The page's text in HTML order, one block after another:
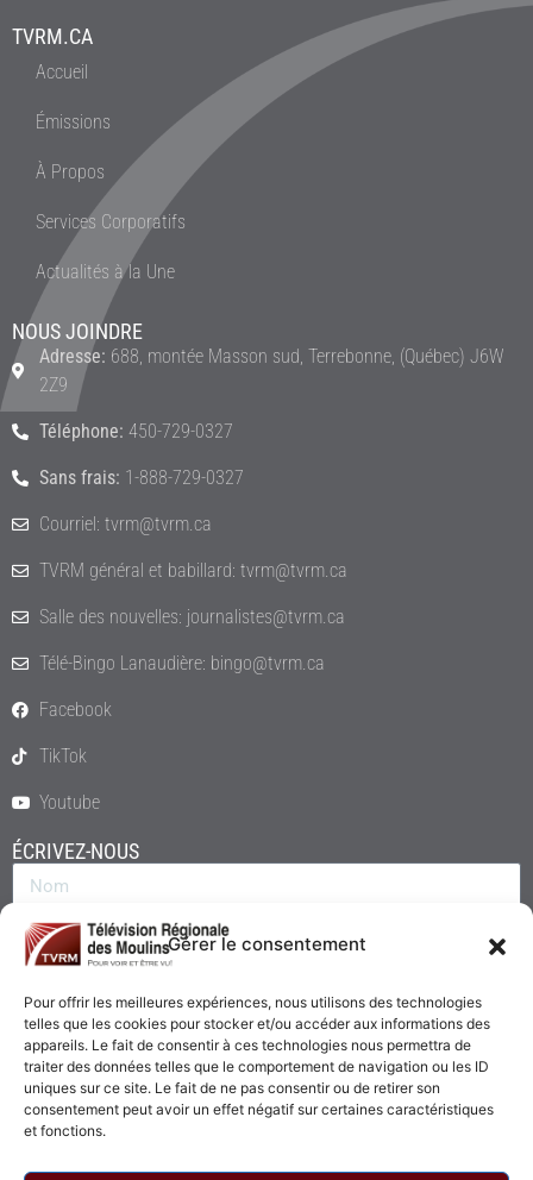
Gérer le consentement
Pour offrir les meilleures expériences, nous utilisons des technologies
telles que les cookies pour stocker et/ou accéder aux informations des
appareils. Le fait de consentir à ces technologies nous permettra de
traiter des données telles que le comportement de navigation ou les ID
uniques sur ce site. Le fait de ne pas consentir ou de retirer son
consentement peut avoir un effet négatif sur certaines caractéristiques
et fonctions.
TVRM.CA
Accueil
Émissions
À Propos
Services Corporatifs
Actualités à la Une
NOUS JOINDRE
Adresse: 688, montée Masson sud, Terrebonne, (Québec) J6W
2Z9
Téléphone: 450-729-0327
Sans frais: 1-888-729-0327
Courriel: tvrm@tvrm.ca
TVRM général et babillard: tvrm@tvrm.ca
Salle des nouvelles: journalistes@tvrm.ca
Télé-Bingo Lanaudière: bingo@tvrm.ca
Facebook
TikTok
Youtube
ÉCRIVEZ-NOUS